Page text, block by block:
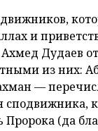
и
Дудаев
из них:
—
(да